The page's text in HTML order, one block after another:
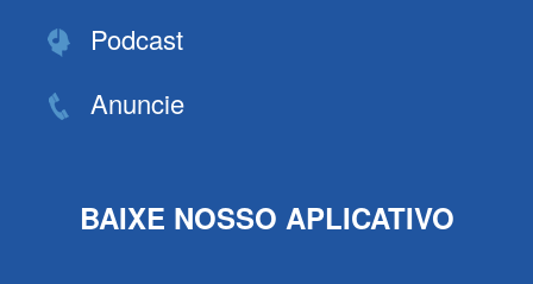
Podcast
Anuncie
BAIXE NOSSO APLICATIVO